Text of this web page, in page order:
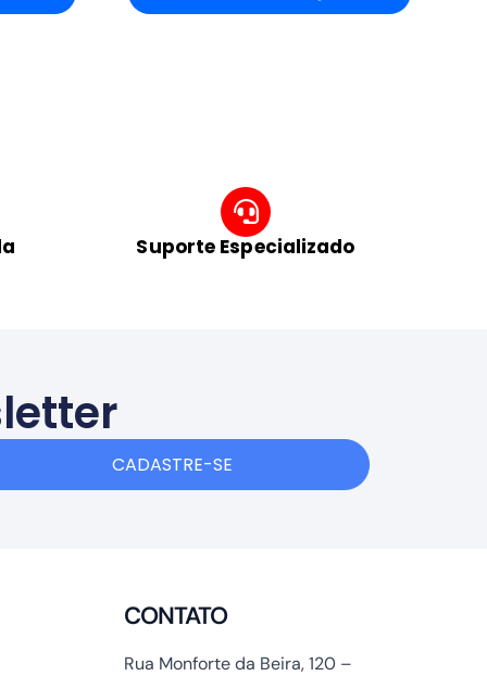
Suporte Especializado
CADASTRE-SE
CONTATO
Rua Monforte da Beira, 120 –